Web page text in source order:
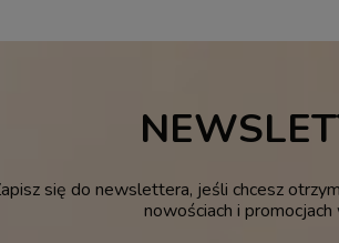
się do newslettera, jeśli chcesz
nowościach i